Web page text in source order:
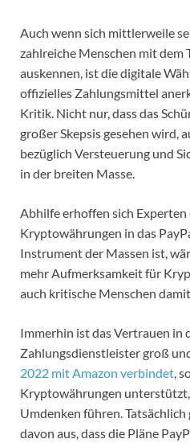
Auch wenn sich mittlerweile
zahlreiche Menschen mit
auskennen, ist die digitale
offizielles Zahlungsmittel
Kritik. Nicht nur, dass das
großer Skepsis gesehen wird,
bezüglich Versteuerung und
in der breiten Masse.
Abhilfe erhoffen sich
Kryptowährungen in das
Instrument der Massen ist,
mehr Aufmerksamkeit für
auch kritische Menschen
Immerhin ist das Vertrauen in
Zahlungsdienstleister groß
2022 mit Amazon verbindet,
Kryptowährungen
Umdenken führen. Tatsächlich
davon aus, dass die Pläne